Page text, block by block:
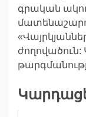
գրական